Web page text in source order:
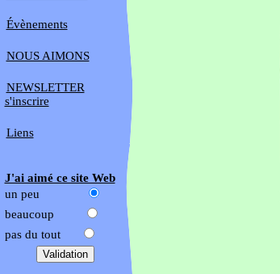
Évènements
NOUS AIMONS
NEWSLETTER
s'inscrire
Liens
J'ai aimé ce site Web
un peu
beaucoup
pas du tout